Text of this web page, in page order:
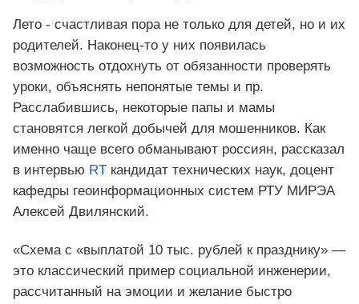
Лето - счастливая пора не только для детей, но и их
родителей. Наконец-то у них появилась
возможность отдохнуть от обязанности проверять
уроки, объяснять непонятые темы и пр.
Расслабившись, некоторые папы и мамы
становятся легкой добычей для мошенников. Как
именно чаще всего обманывают россиян, рассказал
в интервью RT кандидат технических наук, доцент
кафедры геоинформационных систем РТУ МИРЭА
Алексей Двилянский.
«Схема с «выплатой 10 тыс. рублей к празднику» —
это классический пример социальной инженерии,
рассчитанный на эмоции и желание быстро